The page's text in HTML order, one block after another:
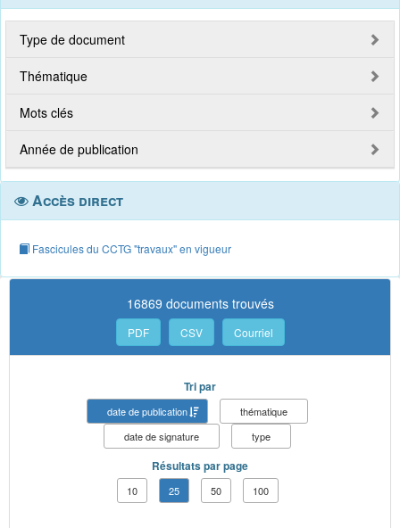
Type de document
Thématique
Mots clés
Année de publication
Accès direct
Fascicules du CCTG "travaux" en vigueur
16869 documents trouvés
PDF CSV Courriel
Tri par
date de publication
thématique
date de signature
type
Résultats par page
10 25 50 100